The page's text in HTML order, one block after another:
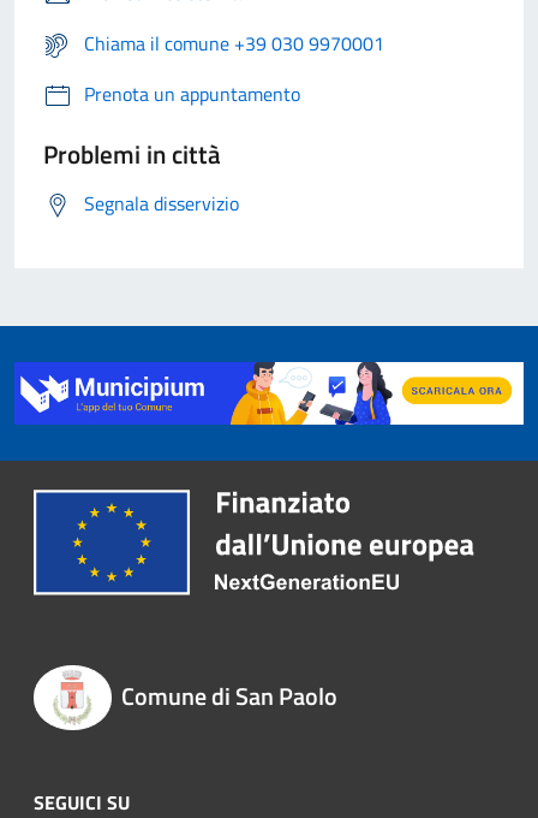
Chiama il comune +39 030 9970001
Prenota un appuntamento
Problemi in città
Segnala disservizio
Comune di San Paolo
SEGUICI SU